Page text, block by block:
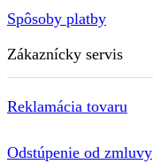
Spôsoby platby
Zákaznícky servis
Reklamácia tovaru
Odstúpenie od zmluvy